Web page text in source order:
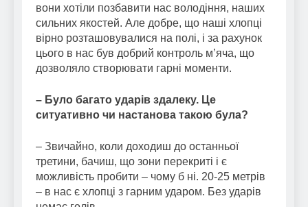
вони хотіли позбавити нас володіння, наших
сильних якостей. Але добре, що наші хлопці
вірно розташовувалися на полі, і за рахунок
цього в нас був добрий контроль м’яча, що
дозволяло створювати гарні моменти.
– Було багато ударів здалеку. Це
ситуативно чи настанова такою була?
– Звичайно, коли доходиш до останньої
третини, бачиш, що зони перекриті і є
можливість пробити – чому б ні. 20-25 метрів
– в нас є хлопці з гарним ударом. Без ударів